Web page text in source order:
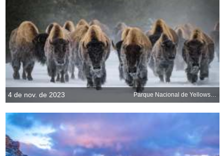
4 de nov. de 2023 Parque Nacional de Yellowstone, Wyoming, EE.UU.